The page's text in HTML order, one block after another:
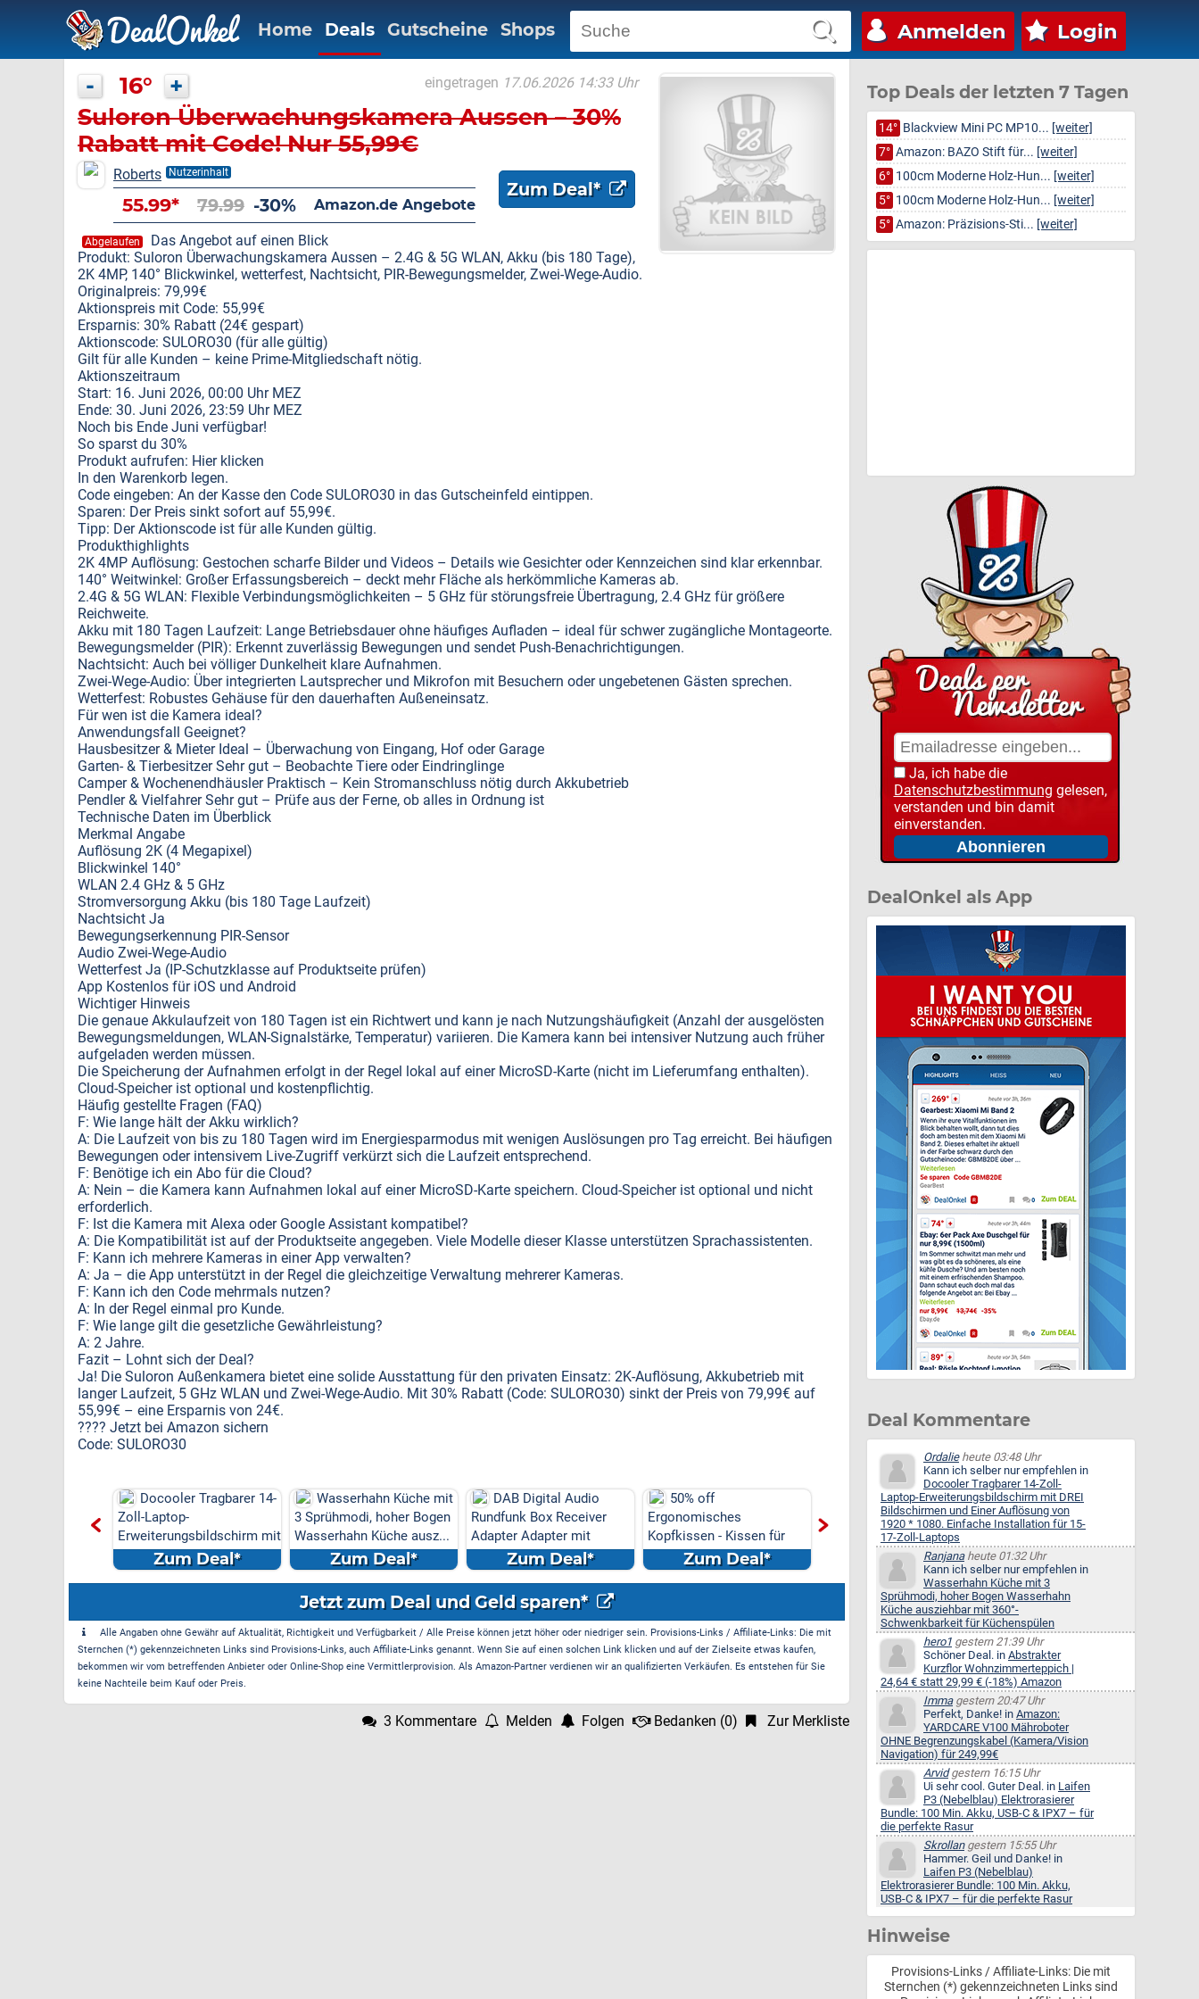
Anmelden Login
Home Deals Gutscheine Shops
- 16° + eingetragen 17.06.2026 14:33 Uhr
Suloron Überwachungskamera Aussen – 30%
Rabatt mit Code! Nur 55,99€
Roberts Nutzerinhalt
Zum Deal*
55.99* 79.99 -30% Amazon.de Angebote
Abgelaufen
Das Angebot auf einen Blick
Produkt: Suloron Überwachungskamera Aussen – 2.4G & 5G WLAN, Akku (bis 180 Tage),
2K 4MP, 140° Blickwinkel, wetterfest, Nachtsicht, PIR-Bewegungsmelder, Zwei-Wege-Audio.
Originalpreis: 79,99€
Aktionspreis mit Code: 55,99€
Ersparnis: 30% Rabatt (24€ gespart)
Aktionscode: SULORO30 (für alle gültig)
Gilt für alle Kunden – keine Prime-Mitgliedschaft nötig.
Aktionszeitraum
Start: 16. Juni 2026, 00:00 Uhr MEZ
Ende: 30. Juni 2026, 23:59 Uhr MEZ
Noch bis Ende Juni verfügbar!
So sparst du 30%
Produkt aufrufen: Hier klicken
In den Warenkorb legen.
Code eingeben: An der Kasse den Code SULORO30 in das Gutscheinfeld eintippen.
Sparen: Der Preis sinkt sofort auf 55,99€.
Tipp: Der Aktionscode ist für alle Kunden gültig.
Produkthighlights
2K 4MP Auflösung: Gestochen scharfe Bilder und Videos – Details wie Gesichter oder Kennzeichen sind klar erkennbar.
140° Weitwinkel: Großer Erfassungsbereich – deckt mehr Fläche als herkömmliche Kameras ab.
2.4G & 5G WLAN: Flexible Verbindungsmöglichkeiten – 5 GHz für störungsfreie Übertragung, 2.4 GHz für größere
Reichweite.
Akku mit 180 Tagen Laufzeit: Lange Betriebsdauer ohne häufiges Aufladen – ideal für schwer zugängliche Montageorte.
Bewegungsmelder (PIR): Erkennt zuverlässig Bewegungen und sendet Push-Benachrichtigungen.
Nachtsicht: Auch bei völliger Dunkelheit klare Aufnahmen.
Zwei-Wege-Audio: Über integrierten Lautsprecher und Mikrofon mit Besuchern oder ungebetenen Gästen sprechen.
Wetterfest: Robustes Gehäuse für den dauerhaften Außeneinsatz.
Für wen ist die Kamera ideal?
Anwendungsfall Geeignet?
Hausbesitzer & Mieter Ideal – Überwachung von Eingang, Hof oder Garage
Garten- & Tierbesitzer Sehr gut – Beobachte Tiere oder Eindringlinge
Camper & Wochenendhäusler Praktisch – Kein Stromanschluss nötig durch Akkubetrieb
Pendler & Vielfahrer Sehr gut – Prüfe aus der Ferne, ob alles in Ordnung ist
Technische Daten im Überblick
Merkmal Angabe
Auflösung 2K (4 Megapixel)
Blickwinkel 140°
WLAN 2.4 GHz & 5 GHz
Stromversorgung Akku (bis 180 Tage Laufzeit)
Nachtsicht Ja
Bewegungserkennung PIR-Sensor
Audio Zwei-Wege-Audio
Wetterfest Ja (IP-Schutzklasse auf Produktseite prüfen)
App Kostenlos für iOS und Android
Wichtiger Hinweis
Die genaue Akkulaufzeit von 180 Tagen ist ein Richtwert und kann je nach Nutzungshäufigkeit (Anzahl der ausgelösten
Bewegungsmeldungen, WLAN-Signalstärke, Temperatur) variieren. Die Kamera kann bei intensiver Nutzung auch früher
aufgeladen werden müssen.
Die Speicherung der Aufnahmen erfolgt in der Regel lokal auf einer MicroSD-Karte (nicht im Lieferumfang enthalten).
Cloud-Speicher ist optional und kostenpflichtig.
Häufig gestellte Fragen (FAQ)
F: Wie lange hält der Akku wirklich?
A: Die Laufzeit von bis zu 180 Tagen wird im Energiesparmodus mit wenigen Auslösungen pro Tag erreicht. Bei häufigen
Bewegungen oder intensivem Live-Zugriff verkürzt sich die Laufzeit entsprechend.
F: Benötige ich ein Abo für die Cloud?
A: Nein – die Kamera kann Aufnahmen lokal auf einer MicroSD-Karte speichern. Cloud-Speicher ist optional und nicht
erforderlich.
F: Ist die Kamera mit Alexa oder Google Assistant kompatibel?
A: Die Kompatibilität ist auf der Produktseite angegeben. Viele Modelle dieser Klasse unterstützen Sprachassistenten.
F: Kann ich mehrere Kameras in einer App verwalten?
A: Ja – die App unterstützt in der Regel die gleichzeitige Verwaltung mehrerer Kameras.
F: Kann ich den Code mehrmals nutzen?
A: In der Regel einmal pro Kunde.
F: Wie lange gilt die gesetzliche Gewährleistung?
A: 2 Jahre.
Fazit – Lohnt sich der Deal?
Ja! Die Suloron Außenkamera bietet eine solide Ausstattung für den privaten Einsatz: 2K-Auflösung, Akkubetrieb mit
langer Laufzeit, 5 GHz WLAN und Zwei-Wege-Audio. Mit 30% Rabatt (Code: SULORO30) sinkt der Preis von 79,99€ auf
55,99€ – eine Ersparnis von 24€.
???? Jetzt bei Amazon sichern
Code: SULORO30
Bundle: 100
Docooler Tragbarer 14-
Zoll-Laptop-
Erweiterungsbildschirm mit
DREI B...Zum Deal*
Wasserhahn Küche mit
3 Sprühmodi, hoher Bogen
Wasserhahn Küche ausz...
Zum Deal*
DAB Digital Audio
Rundfunk Box Receiver
Adapter Adapter mit
Antenn...Zum Deal*
50% off
Ergonomisches
Kopfkissen - Kissen für
SeitenZum Deal*
Amazon: Präzisions-
Stimmgabel-Set (für Musik,
Entspannung & Klangth...
Zum Deal*
Amazon: Elektrisches
Anti-Cellulite
Massageköpf...
Zum Deal*
Jetzt zum Deal und Geld sparen*
Alle Angaben ohne Gewähr auf Aktualität, Richtigkeit und Verfügbarkeit / Alle Preise können jetzt höher oder niedriger sein. Provisions-Links / Affiliate-Links: Die mit
Sternchen (*) gekennzeichneten Links sind Provisions-Links, auch Affiliate-Links genannt. Wenn Sie auf einen solchen Link klicken und auf der Zielseite etwas kaufen,
bekommen wir vom betreffenden Anbieter oder Online-Shop eine Vermittlerprovision. Als Amazon-Partner verdienen wir an qualifizierten Verkäufen. Es entstehen für Sie
keine Nachteile beim Kauf oder Preis.
3 Kommentare Melden Folgen Bedanken (0) Zur Merkliste
Top Deals der letzten 7 Tagen
14° Blackview Mini PC MP10... [weiter]
7° Amazon: BAZO Stift für... [weiter]
6° 100cm Moderne Holz-Hun... [weiter]
5° 100cm Moderne Holz-Hun... [weiter]
5° Amazon: Präzisions-Sti... [weiter]
Ja, ich habe die
Datenschutzbestimmung gelesen,
verstanden und bin damit
einverstanden.
DealOnkel als App
Deal Kommentare
Ordalieheute 03:48 Uhr
Kann ich selber nur empfehlen in
Docooler Tragbarer 14-Zoll-
Laptop-Erweiterungsbildschirm mit DREI
Bildschirmen und Einer Auflösung von
1920 * 1080. Einfache Installation für 15-
17-Zoll-Laptops
Ranjanaheute 01:32 Uhr
Kann ich selber nur empfehlen in
Wasserhahn Küche mit 3
Sprühmodi, hoher Bogen Wasserhahn
Küche ausziehbar mit 360°-
Schwenkbarkeit für Küchenspülen
hero1 gestern 21:39 Uhr
Schöner Deal. in Abstrakter
Kurzflor Wohnzimmerteppich |
24,64 € statt 29,99 € (-18%) Amazon
Immagestern 20:47 Uhr
Perfekt, Danke! in Amazon:
YARDCARE V100 Mähroboter
OHNE Begrenzungskabel (Kamera/Vision
Navigation) für 249,99€
Arvidgestern 16:15 Uhr
Ui sehr cool. Guter Deal. in Laifen
P3 (Nebelblau) Elektrorasierer
Bundle: 100 Min. Akku, USB-C & IPX7 – für
die perfekte Rasur
Skrollangestern 15:55 Uhr
Hammer. Geil und Danke! in
Laifen P3 (Nebelblau)
Elektrorasierer Bundle: 100 Min. Akku,
USB-C & IPX7 – für die perfekte Rasur
Hinweise
Provisions-Links / Affiliate-Links: Die mit
Sternchen (*) gekennzeichneten Links sind